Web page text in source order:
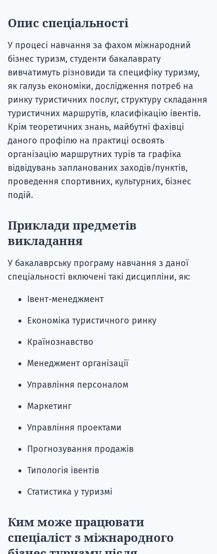
Опис спеціальності
У процесі навчання за фахом міжнародний
бізнес туризм, студенти бакалаврату
вивчатимуть різновиди та специфіку туризму,
як галузь економіки, дослідження потреб на
ринку туристичних послуг, структуру складання
туристичних маршрутів, класифікацію івентів.
Крім теоретичних знань, майбутні фахівці
даного профілю на практиці освоять
організацію маршрутних турів та графіка
відвідувань запланованих заходів/пунктів,
проведення спортивних, культурних, бізнес
подій.
Приклади предметів
викладання
У бакалаврську програму навчання з даної
спеціальності включені такі дисципліни, як:
Івент-менеджмент
Економіка туристичного ринку
Країнознавство
Менеджмент організації
Управління персоналом
Маркетинг
Управління проектами
Прогнозування продажів
Типологія івентів
Статистика у туризмі
Ким може працювати
спеціаліст з міжнародного